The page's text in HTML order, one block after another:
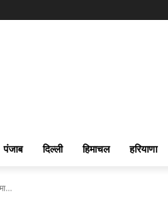
पंजाब दिल्ली हिमाचल हरियाणा